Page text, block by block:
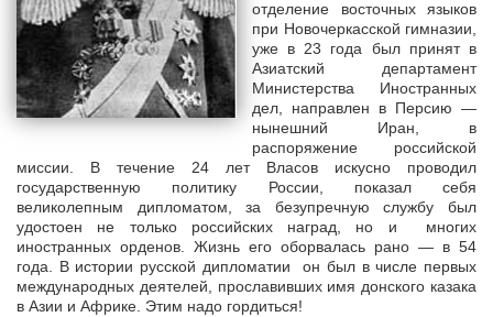
отделение восточных языков
при Новочеркасской гимназии,
уже в 23 года был принят в
Азиатский департамент
Министерства Иностранных
дел, направлен в Персию —
нынешний Иран, в
распоряжение российской
миссии. В течение 24 лет Власов искусно проводил
государственную политику России, показал себя
великолепным дипломатом, за безупречную службу был
удостоен не только российских наград, но и многих
иностранных орденов. Жизнь его оборвалась рано — в 54
года. В истории русской дипломатии он был в числе первых
международных деятелей, прославивших имя донского казака
в Азии и Африке. Этим надо гордиться!